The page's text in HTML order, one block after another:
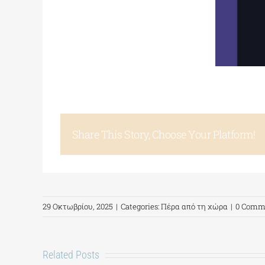
Share This Story, Choose Your Platform!
29 Οκτωβρίου, 2025 | Categories:Πέρα από τη χώρα | 0
Related Posts